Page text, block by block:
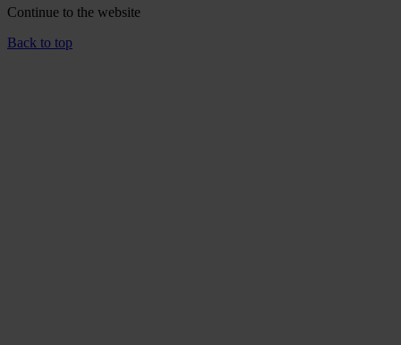
Continue to the website
Back to top